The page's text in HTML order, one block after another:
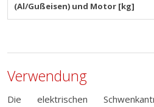
(Al/Gußeisen) und Motor [kg]
Verwendung
Die elektrischen